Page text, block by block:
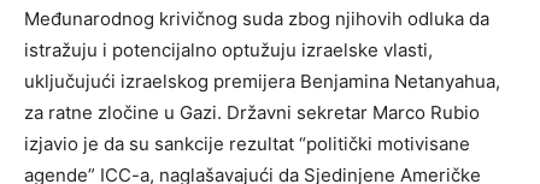
Međunarodnog krivičnog suda zbog njihovih odluka da
istražuju i potencijalno optužuju izraelske vlasti,
uključujući izraelskog premijera Benjamina Netanyahua,
za ratne zločine u Gazi. Državni sekretar Marco Rubio
izjavio je da su sankcije rezultat “politički motivisane
agende” ICC-a, naglašavajući da Sjedinjene Američke